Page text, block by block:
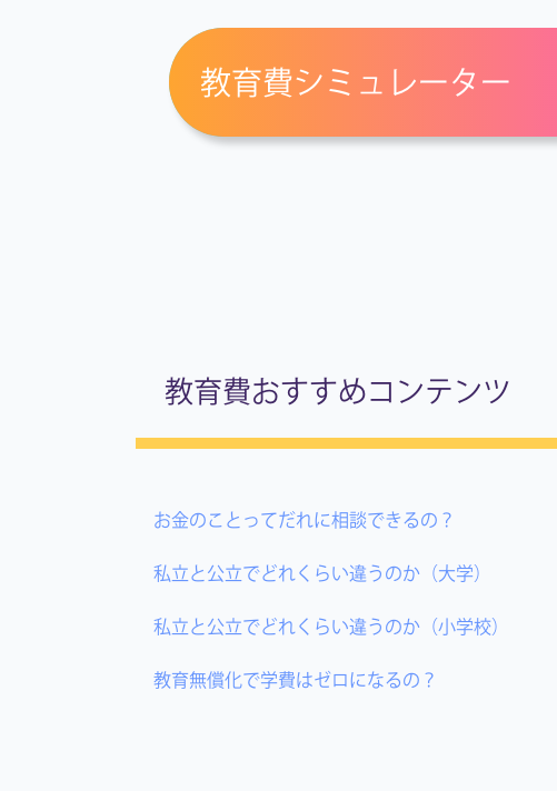
教育費シミュレーター
教育費おすすめコンテンツ
お金のことってだれに相談できるの？
私立と公立でどれくらい違うのか（大学）
私立と公立でどれくらい違うのか（小学校）
教育無償化で学費はゼロになるの？